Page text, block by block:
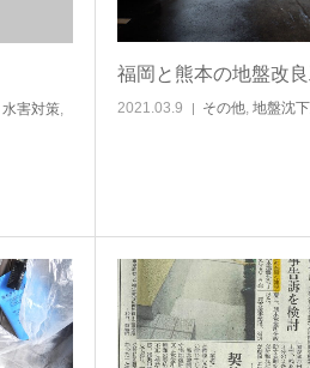
水害対策,
福岡と熊本の地盤改
2021.03.9 その他, 地盤沈